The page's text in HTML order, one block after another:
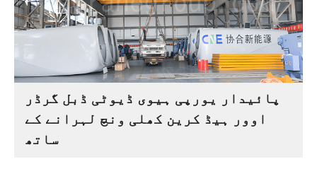
پائیدار یورپی ہیوی ڈیوٹی ڈبل گرڈر
اوور ہیڈ کرین کھلی ونچ لہرانے کے
ساتھ